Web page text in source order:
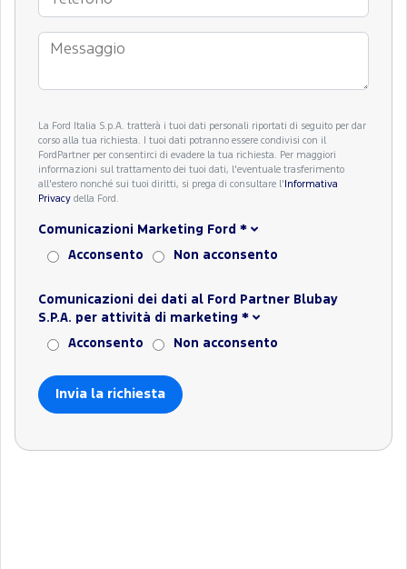
La Ford Italia S.p.A. tratterà i tuoi dati personali riportati di seguito per dar
corso alla tua richiesta. I tuoi dati potranno essere condivisi con il
FordPartner per consentirci di evadere la tua richiesta. Per maggiori
informazioni sul trattamento dei tuoi dati, l'eventuale trasferimento
all'estero nonché sui tuoi diritti, si prega di consultare l' Informativa
Privacy della Ford.
Comunicazioni Marketing Ford *
Acconsento Non acconsento
Comunicazioni dei dati al Ford Partner Blubay
S.P.A. per attività di marketing *
Acconsento Non acconsento